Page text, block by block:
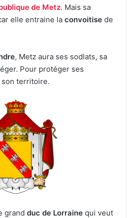
de Metz. Mais sa
elle entraine la convoitise de
, Metz aura ses sodlats, sa
Pour protéger ses
son territoire.
grand duc de Lorraine qui veut